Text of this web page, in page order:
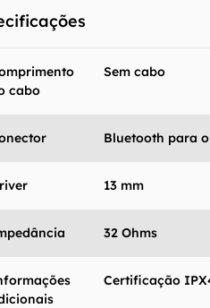
cabo
Sem cabo
Bluetooth para
13 mm
32 Ohms
Certificação
em relação aos resultados